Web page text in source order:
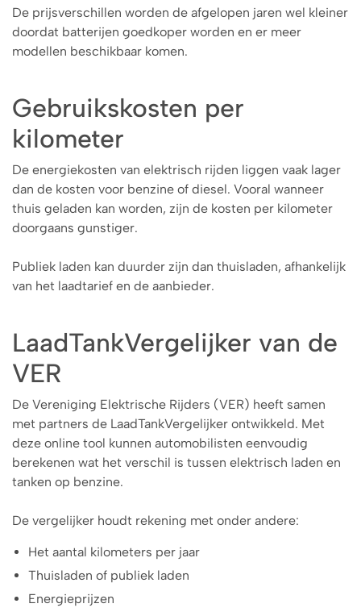
De prijsverschillen worden de afgelopen jaren wel kleiner
doordat batterijen goedkoper worden en er meer
modellen beschikbaar komen.
Gebruikskosten per
kilometer
De energiekosten van elektrisch rijden liggen vaak lager
dan de kosten voor benzine of diesel. Vooral wanneer
thuis geladen kan worden, zijn de kosten per kilometer
doorgaans gunstiger.
Publiek laden kan duurder zijn dan thuisladen, afhankelijk
van het laadtarief en de aanbieder.
LaadTankVergelijker van de
VER
De Vereniging Elektrische Rijders (VER) heeft samen
met partners de LaadTankVergelijker ontwikkeld. Met
deze online tool kunnen automobilisten eenvoudig
berekenen wat het verschil is tussen elektrisch laden en
tanken op benzine.
De vergelijker houdt rekening met onder andere:
Het aantal kilometers per jaar
Thuisladen of publiek laden
Energieprijzen